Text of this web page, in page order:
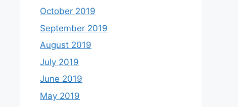
October 2019
September 2019
August 2019
July 2019
June 2019
May 2019